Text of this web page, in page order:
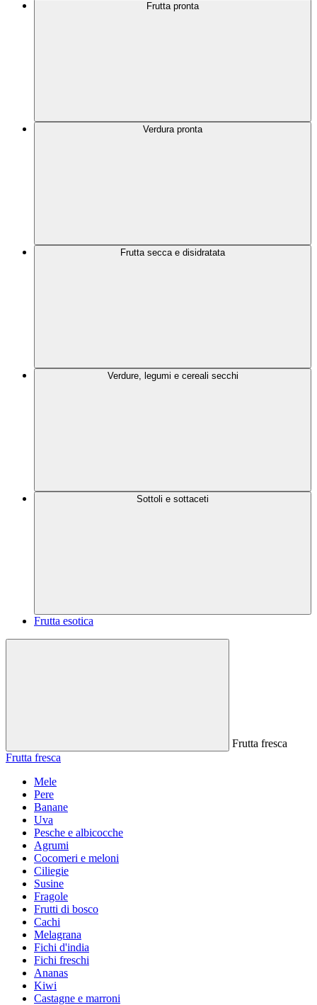
Frutta pronta
Verdura pronta
Frutta secca e disidratata
Verdure, legumi e cereali secchi
Sottoli e sottaceti
Frutta esotica
Frutta fresca
Frutta fresca
Mele
Pere
Banane
Uva
Pesche e albicocche
Agrumi
Cocomeri e meloni
Ciliegie
Susine
Fragole
Frutti di bosco
Cachi
Melagrana
Fichi d'india
Fichi freschi
Ananas
Kiwi
Castagne e marroni